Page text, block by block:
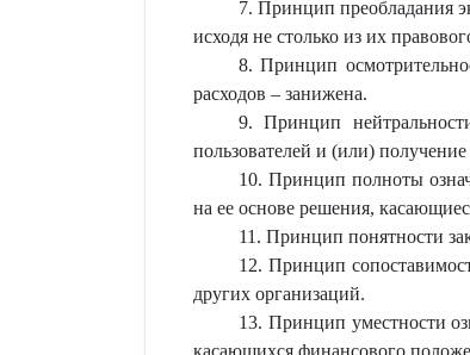
7. Принцип преобладания
исходя не столько из их
8. Принцип
расходов – занижена.
9. Принцип
пользователей и (или) получение
10. Принцип полноты
на ее основе решения,
11. Принцип понятности
12. Принцип
других организаций.
13. Принцип уместности
касающихся финансового